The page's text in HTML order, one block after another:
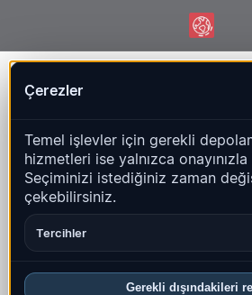
Çerezler
Temel işlevler için gerekli
hizmetleri ise yalnızca onayınızla
Seçiminizi istediğiniz zaman
çekebilirsiniz.
Tercihler
Gerekli dışındakileri
QuakeMap24
Canlı harita, istatistikler ve son
Geçmiş haritasını aç
Genel bakış Harita Son Grafikler